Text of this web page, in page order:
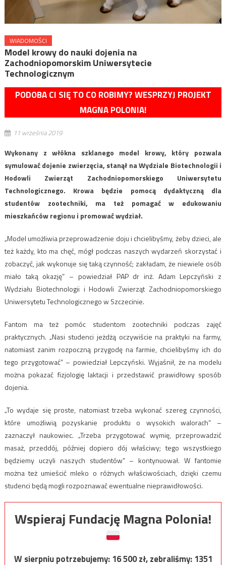
WIADOMOŚCI
Model krowy do nauki dojenia na
Zachodniopomorskim Uniwersytecie
Technologicznym
PODOBA CI SIĘ TO CO ROBIMY? WESPRZYJ PROJEKT
MAGNA POLONIA!
11 września 2019
Wykonany z włókna szklanego model krowy, który pozwala
symulować dojenie zwierzęcia, stanął na Wydziale Biotechnologii i
Hodowli Zwierząt Zachodniopomorskiego Uniwersytetu
Technologicznego. Krowa będzie pomocą dydaktyczną dla
studentów zootechniki, ma też pomagać w edukowaniu
mieszkańców regionu i promować wydział.
„Model umożliwia przeprowadzenie doju i chcielibyśmy, żeby dzieci, ale
też każdy, kto ma chęć, mógł podczas naszych wydarzeń skorzystać i
zobaczyć, jak wykonuje się taką czynność; zakładam, że niewiele osób
miało taką okazję” – powiedział PAP dr inż. Adam Lepczyński z
Wydziału Biotechnologii i Hodowli Zwierząt Zachodniopomorskiego
Uniwersytetu Technologicznego w Szczecinie.
Fantom ma też pomóc studentom zootechniki podczas zajęć
praktycznych. „Nasi studenci jeżdżą oczywiście na praktyki na farmy,
natomiast zanim rozpoczną przygodę na farmie, chcielibyśmy ich do
tego przygotować” – powiedział Lepczyński. Wyjaśnił, że na modelu
można pokazać fizjologię laktacji i przedstawić prawidłowy sposób
dojenia.
„To wydaje się proste, natomiast trzeba wykonać szereg czynności,
które umożliwią pozyskanie produktu o wysokich walorach” –
zaznaczył naukowiec. „Trzeba przygotować wymię, przeprowadzić
masaż, przeddój, później dopiero dój właściwy; tego wszystkiego
będziemy uczyli naszych studentów” – kontynuował. W fantomie
można też umieścić mleko o różnych właściwościach, dzięki czemu
studenci będą mogli rozpoznawać ewentualne nieprawidłowości.
Wspieraj Fundację Magna Polonia!
W sierpniu potrzebujemy:16 500zł, zebraliśmy:1351